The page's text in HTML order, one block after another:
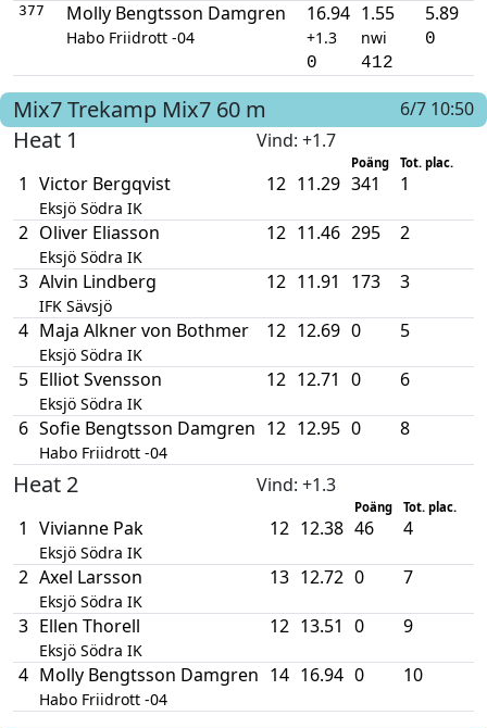
377 Molly Bengtsson Damgren
Habo Friidrott -04
16.94
+1.3
0
1.55
nwi
412
5.89
0
Mix7Trekamp Mix7 60 m 6/7 10:50
Heat 1 Vind: +1.7
Poäng Tot. plac.
1 Victor Bergqvist
Eksjö Södra IK
12 11.29 341 1
2 Oliver Eliasson
Eksjö Södra IK
12 11.46 295 2
3 Alvin Lindberg
IFK Sävsjö
12 11.91 173 3
4 Maja Alkner von Bothmer
Eksjö Södra IK
12 12.69 0 5
5 Elliot Svensson
Eksjö Södra IK
12 12.71 0 6
6 Sofie Bengtsson Damgren
Habo Friidrott -04
12 12.95 0 8
Heat 2 Vind: +1.3
Poäng Tot. plac.
1 Vivianne Pak
Eksjö Södra IK
12 12.38 46 4
2 Axel Larsson
Eksjö Södra IK
13 12.72 0 7
3 Ellen Thorell
Eksjö Södra IK
12 13.51 0 9
4 Molly Bengtsson Damgren
Habo Friidrott -04
14 16.94 0 10